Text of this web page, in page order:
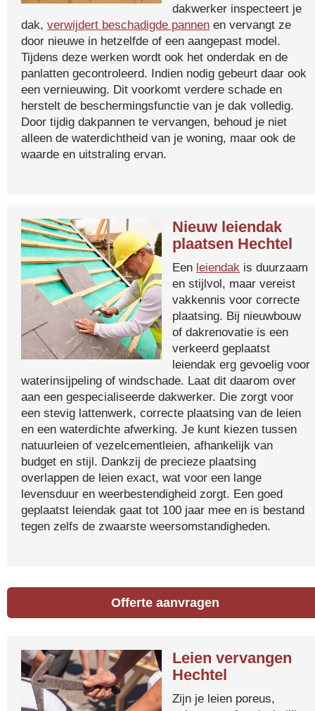
dakwerker inspecteert je
dak, verwijdert beschadigde pannen en vervangt ze
door nieuwe in hetzelfde of een aangepast model.
Tijdens deze werken wordt ook het onderdak en de
panlatten gecontroleerd. Indien nodig gebeurt daar ook
een vernieuwing. Dit voorkomt verdere schade en
herstelt de beschermingsfunctie van je dak volledig.
Door tijdig dakpannen te vervangen, behoud je niet
alleen de waterdichtheid van je woning, maar ook de
waarde en uitstraling ervan.
Nieuw leiendak
plaatsen Hechtel
Een leiendak is duurzaam
en stijlvol, maar vereist
vakkennis voor correcte
plaatsing. Bij nieuwbouw
of dakrenovatie is een
verkeerd geplaatst
leiendak erg gevoelig voor
waterinsijpeling of windschade. Laat dit daarom over
aan een gespecialiseerde dakwerker. Die zorgt voor
een stevig lattenwerk, correcte plaatsing van de leien
en een waterdichte afwerking. Je kunt kiezen tussen
natuurleien of vezelcementleien, afhankelijk van
budget en stijl. Dankzij de precieze plaatsing
overlappen de leien exact, wat voor een lange
levensduur en weerbestendigheid zorgt. Een goed
geplaatst leiendak gaat tot 100 jaar mee en is bestand
tegen zelfs de zwaarste weersomstandigheden.
Offerte aanvragen
Leien vervangen
Hechtel
Zijn je leien poreus,